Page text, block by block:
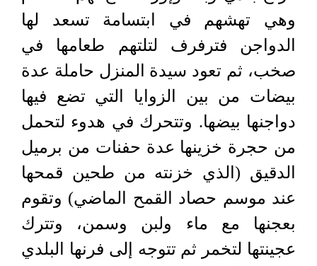
وهي تهشهم في ابتسامة تسعد لها
الدواجن فترفرف لتلتهم طعامها في
صخب، ثم تعود سيدة المنزل حاملة عدة
بيضات من بين الزوايا التي تضع فيها
دواجنها بيضها. وتتحرك في هدوء لتحمل
من حجرة خزينها عدة حفنات من برميل
الدقيق (الذي خزنته من طحين قمحها
عند موسم حصاد القمح الماضي) وتقوم
بعجنها مع ماء ولبن وسمن، وتترك
عجينتها لتخمر ثم تتوجه إلى فرنها البلدي